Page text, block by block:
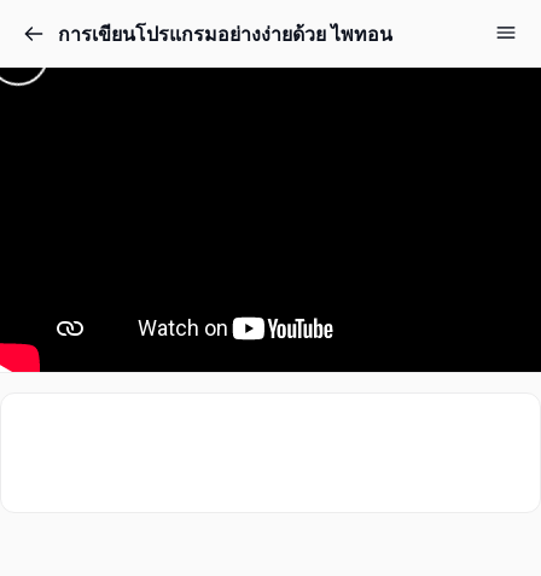
การเขียนโปรแกรมอย่างง่ายด้วย ไพทอน